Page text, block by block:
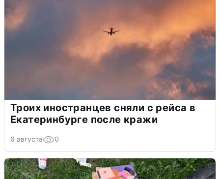
Троих иностранцев сняли с рейса в
Екатеринбурге после кражи
6 августа 0